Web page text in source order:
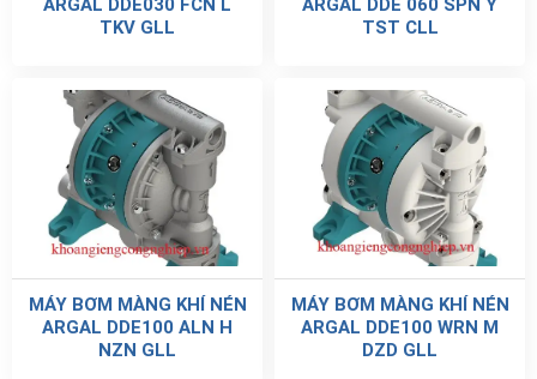
ARGAL DDE030 FCN L
TKV GLL
ARGAL DDE 060 SPN Y
TST CLL
MÁY BƠM MÀNG KHÍ NÉN
ARGAL DDE100 ALN H
NZN GLL
MÁY BƠM MÀNG KHÍ NÉN
ARGAL DDE100 WRN M
DZD GLL